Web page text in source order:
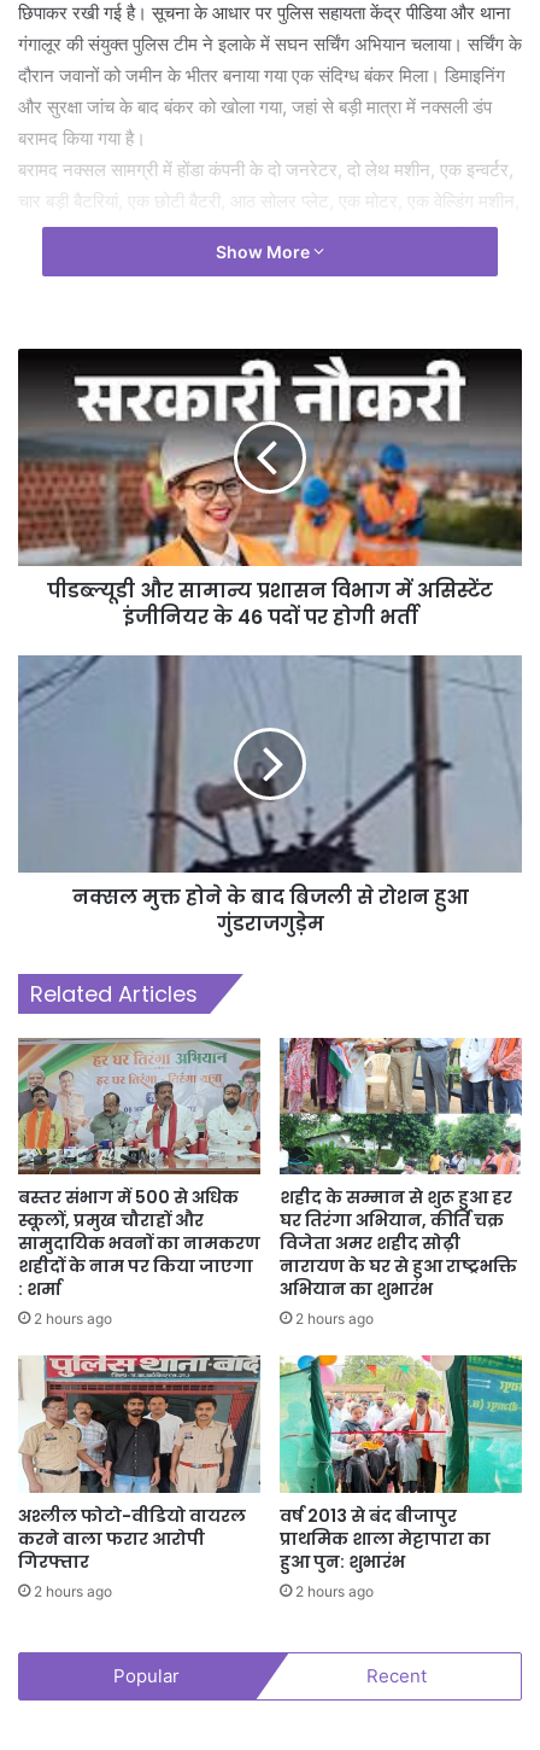
छिपाकर रखी गई है। सूचना के आधार पर पुलिस सहायता केंद्र पीडिया और थाना
गंगालूर की संयुक्त पुलिस टीम ने इलाके में सघन सर्चिंग अभियान चलाया। सर्चिंग के
दौरान जवानों को जमीन के भीतर बनाया गया एक संदिग्ध बंकर मिला। डिमाइनिंग
और सुरक्षा जांच के बाद बंकर को खोला गया, जहां से बड़ी मात्रा में नक्सली डंप
बरामद किया गया है।
बरामद नक्सल सामग्री में होंडा कंपनी के दो जनरेटर, दो लेथ मशीन, एक इन्वर्टर,
चार बड़ी बैटरियां, एक छोटी बैटरी, आठ सोलर प्लेट, एक मोटर, एक वेल्डिंग मशीन,
एक ड्रिल मशीन, एक देशी बीजीएल लॉन्चर, 29 बीजीएल सेल, लगभग 50 मीटर
कॉर्डेक्स वायर और दो प्लास्टिक ड्रम शामिल हैं। पुलिस के अनुसार बरामद
मामले में बरामद सामग्री को जब्त कर अग्रिम वैधानिक कार्रवाई की जा रही है।
Show More
पीडब्ल्यूडी और सामान्य प्रशासन विभाग में असिस्टेंट
इंजीनियर के 46 पदों पर होगी भर्ती
नक्सल मुक्त होने के बाद बिजली से रोशन हुआ
गुंडराजगुड़ेम
Related Articles
बस्तर संभाग में 500 से अधिक
स्कूलों, प्रमुख चौराहों और
सामुदायिक भवनों का नामकरण
शहीदों के नाम पर किया जाएगा
: शर्मा
2 hours ago
शहीद के सम्मान से शुरू हुआ हर
घर तिरंगा अभियान, कीर्ति चक्र
विजेता अमर शहीद सोढ़ी
नारायण के घर से हुआ राष्ट्रभक्ति
अभियान का शुभारंभ
2 hours ago
अश्लील फोटो-वीडियो वायरल
करने वाला फरार आरोपी
गिरफ्तार
2 hours ago
वर्ष 2013 से बंद बीजापुर
प्राथमिक शाला मेट्टापारा का
हुआ पुन: शुभारंभ
2 hours ago
Popular Recent